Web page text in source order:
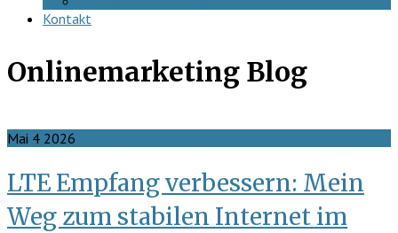
Kontakt
Onlinemarketing Blog
Mai 4 2026
LTE Empfang verbessern: Mein
Weg zum stabilen Internet im